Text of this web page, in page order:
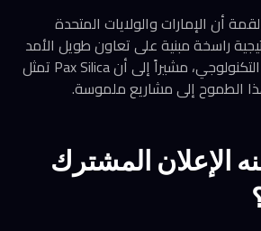
أن الإمارات والولايات المتحدة
راسخة مبنية على تعاون طويل الأمد
ورؤية مشتركة للتقدم التكنولوجي، مشيراً إلى أن Pax Silica تمثل
الطموح إلى مشاريع ملموسة.
الإعلان المشترك